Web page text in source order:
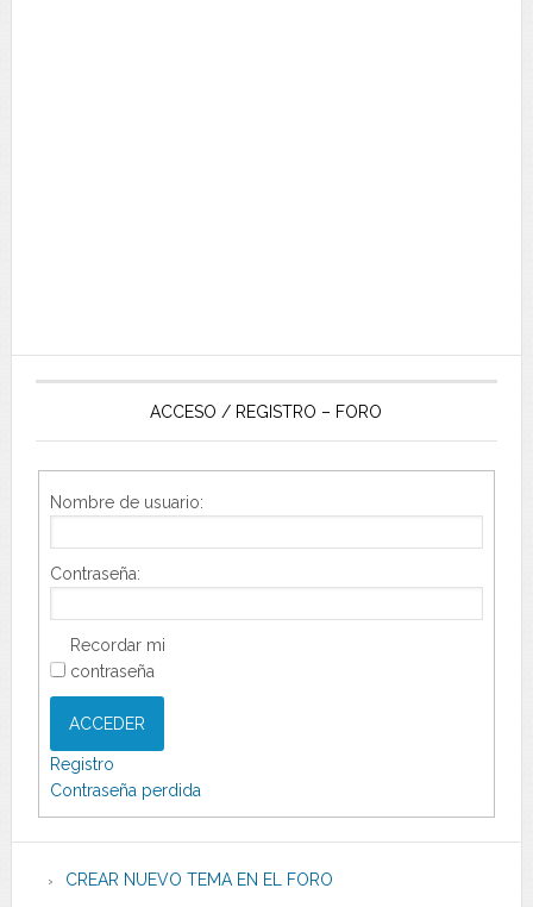
ACCESO / REGISTRO – FORO
Nombre de usuario:
Contraseña:
Recordar mi
contraseña
ACCEDER
Registro
Contraseña perdida
CREAR NUEVO TEMA EN EL FORO